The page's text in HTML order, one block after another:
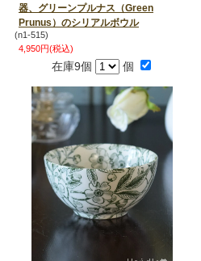
器、グリーンプルナス（Green
Prunus）のシリアルボウル
(n1-515)
4,950円(税込)
在庫9個 個